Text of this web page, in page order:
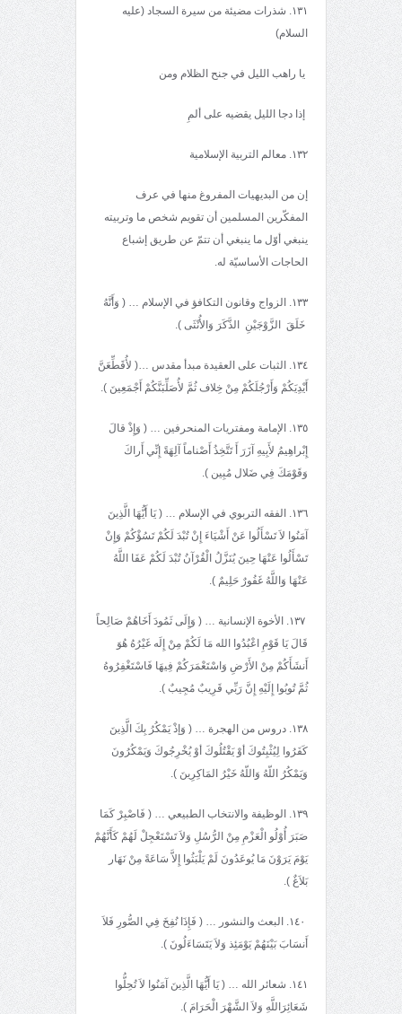
١٣١. شذرات مضيئة من سيرة السجاد (عليه
السلام)
يا راهب الليل في جنح الظلام ومن
إذا دجا الليل يقضيه على ألمِ
١٣٢. معالم التربية الإسلامية
إن من البديهيات المفروغ منها في عرف
المفكّرين المسلمين أن تقويم شخص ما وتربيته
ينبغي أوّل ما ينبغي أن تتمّ عن طريق إشباع
الحاجات الأساسيّة له.
١٣٣. الزواج وقانون التكافؤ في الإسلام … ( وَأَنَّهُ
خَلَقَ الزَّوْجَيْنِ الذَّكَرَ وَالأُنْثَى ).
١٣٤. الثبات على العقيدة مبدأ مقدس …( لأُقَطِّعَنَّ
أَيْدِيَكُمْ وَأَرْجُلَكُمْ مِنْ خِلاف ثُمَّ لأُصَلِّبَنَّكُمْ أَجْمَعِينَ ).
١٣٥. الإمامة ومفتريات المنحرفين … ( وَإِذْ قالَ
إِبْراهِيمُ لأَبِيهِ آزَرَ أَ تَتَّخِذُ أَصْناماً آلِهَةً إِنِّي أَراكَ
وَقَوْمَكَ فِي ضَلال مُبِين ).
١٣٦. الفقه التربوي في الإسلام … ( يَا أَيُّهَا الَّذِينَ
آمَنُوا لاَ تَسْأَلُوا عَنْ أَشْيَاءَ إِنْ تُبْدَ لَكُمْ تَسُؤْكُمْ وَإِنْ
تَسْأَلُوا عَنْهَا حِينَ يُنَزَّلُ الْقُرْآنُ تُبْدَ لَكُمْ عَفَا اللَّهُ
عَنْهَا وَاللَّهُ غَفُورٌ حَلِيمٌ ).
١٣٧. الأخوة الإنسانية … ( وَإِلَى ثَمُودَ أَخَاهُمْ صَالِحاً
قَالَ يَا قَوْمِ اعْبُدُوا الله مَا لَكُمْ مِنْ إِلَه غَيْرُهُ هُوَ
أَنشَأَكُمْ مِنْ الأَرْضِ وَاسْتَعْمَرَكُمْ فِيهَا فَاسْتَغْفِرُوهُ
ثُمَّ تُوبُوا إِلَيْهِ إِنَّ رَبِّي قَرِيبٌ مُجِيبٌ ).
١٣٨. دروس من الهجرة … ( وَإذْ يَمْكُرُ بِكَ الَّذِينَ
كَفَرُوا لِيُثْبِتُوكَ أوْ يَقْتُلُوكَ أوْ يُخْرِجُوكَ وَيَمْكُرُونَ
وَيَمْكُرُ اللّهُ وَاللّهُ خَيْرُ المَاكِرِينَ ).
١٣٩. الوظيفة والانتخاب الطبيعي … ( فَاصْبِرْ كَمَا
صَبَرَ أُوْلُو الْعَزْمِ مِنْ الرُّسُلِ وَلاَ تَسْتَعْجِلْ لَهُمْ كَأَنَّهُمْ
يَوْمَ يَرَوْنَ مَا يُوعَدُونَ لَمْ يَلْبَثُوا إِلاَّ سَاعَةً مِنْ نَهَار
بَلاَغٌ ).
١٤٠. البعث والنشور … ( فَإِذَا نُفِخَ فِي الصُّورِ فَلاَ
أَنسَابَ بَيْنَهُمْ يَوْمَئِذ وَلاَ يَتَسَاءَلُونَ ).
١٤١. شعائر الله … ( يَا أَيُّهَا الَّذِينَ آمَنُوا لاَ تُحِلُّوا
شَعَائِرَاللَّهِ وَلاَ الشَّهْرَ الْحَرَامَ ).